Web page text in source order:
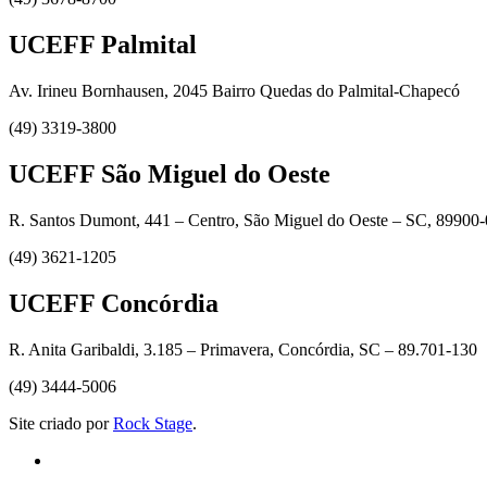
UCEFF Palmital
Av. Irineu Bornhausen, 2045 Bairro Quedas do Palmital-Chapecó
(49) 3319-3800
UCEFF São Miguel do Oeste
R. Santos Dumont, 441 – Centro, São Miguel do Oeste – SC,
(49) 3621-1205
UCEFF Concórdia
R. Anita Garibaldi, 3.185 – Primavera, Concórdia, SC – 89.701-130
(49) 3444-5006
Site criado porRock Stage.